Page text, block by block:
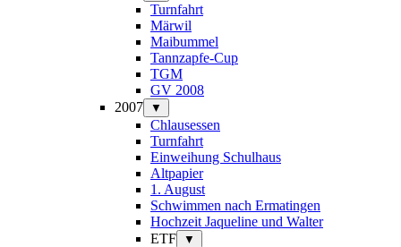
Turnfahrt
Märwil
Maibummel
Tannzapfe-Cup
TGM
GV 2008
2007
▼
Chlausessen
Turnfahrt
Einweihung Schulhaus
Altpapier
1. August
Schwimmen nach Ermatingen
Hochzeit Jaqueline und Walter
ETF
▼